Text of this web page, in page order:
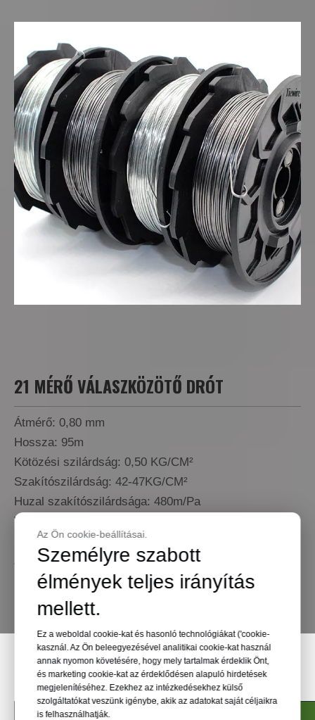
21 MÉRŐ VÁLASZKÖZÖTŐ DRÓT
Átmérő: 0,80 mm
Hossza: 95m
Kötözési szilárdság: 0,50 KG/CM²
Szakítószilárdság: 42-47KG/CM²
Huzal szakítószilárdsága: 480m/Pa
Vezeték folyási szilárdsága: 330 m/Pa
Megnyúlás: 17%
Anyagkód: Q195 horganyzott huzal
Nettó tömeg: 0,4 kg/tekercs
TERMÉKEK MEGTEKINTÉSE
Műszaki paraméter
Írja be
Az Ön cookie-beállításai.
Személyre szabott
élmények teljes irányítás
mellett.
Ez a weboldal cookie-kat és hasonló technológiákat ('cookie-
kasznál. Az Ön beleegyezésével analitikai cookie-kat használ
annak nyomon követésére, hogy mely tartalmak érdeklik Önt,
és marketing cookie-kat az érdeklődésen alapuló hirdetések
megjelenítéséhez. Ezekhez az intézkedésekhez külső
szolgáltatókat veszünk igénybe, akik az adatokat saját céljaikra
is felhasználhatják.